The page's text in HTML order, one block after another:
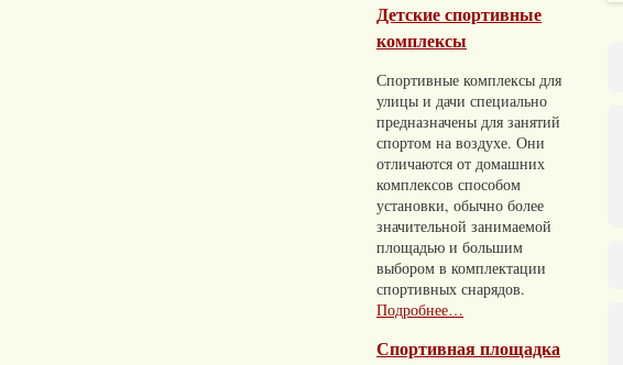
Детские спортивные
комплексы
Спортивные комплексы для
улицы и дачи специально
предназначены для занятий
спортом на воздухе. Они
отличаются от домашних
комплексов способом
установки, обычно более
значительной занимаемой
площадью и большим
выбором в комплектации
спортивных снарядов.
Подробнее…
Спортивная площадка